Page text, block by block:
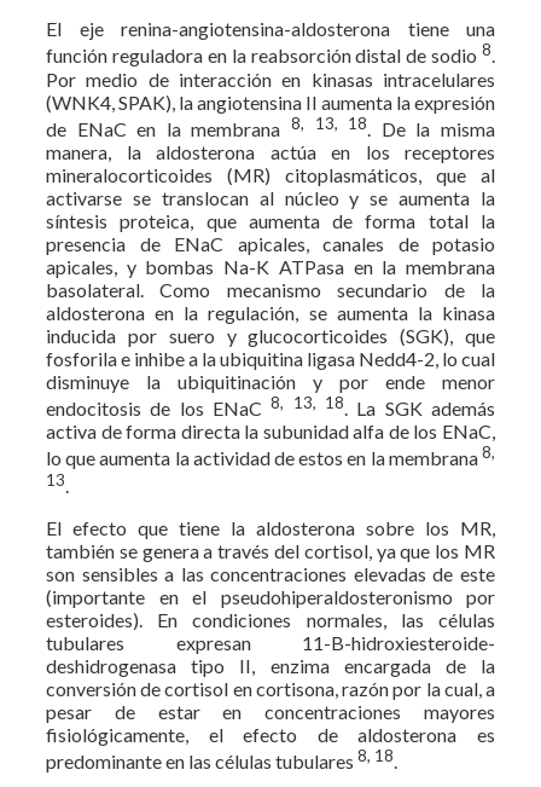
El eje renina-angiotensina-aldosterona tiene una
función reguladora en la reabsorción distal de sodio 8.
Por medio de interacción en kinasas intracelulares
(WNK4, SPAK), la angiotensina II aumenta la expresión
de ENaC en la membrana 8, 13, 18. De la misma
manera, la aldosterona actúa en los receptores
mineralocorticoides (MR) citoplasmáticos, que al
activarse se translocan al núcleo y se aumenta la
síntesis proteica, que aumenta de forma total la
presencia de ENaC apicales, canales de potasio
apicales, y bombas Na-K ATPasa en la membrana
basolateral. Como mecanismo secundario de la
aldosterona en la regulación, se aumenta la kinasa
inducida por suero y glucocorticoides (SGK), que
fosforila e inhibe a la ubiquitina ligasa Nedd4-2, lo cual
disminuye la ubiquitinación y por ende menor
endocitosis de los ENaC8, 13, 18. La SGK además
activa de forma directa la subunidad alfa de los ENaC,
lo que aumenta la actividad de estos en la membrana8,
13.
El efecto que tiene la aldosterona sobre los MR,
también se genera a través del cortisol, ya que los MR
son sensibles a las concentraciones elevadas de este
(importante en el pseudohiperaldosteronismo por
esteroides). En condiciones normales, las células
tubulares expresan 11-B-hidroxiesteroide-
deshidrogenasa tipo II, enzima encargada de la
conversión de cortisol en cortisona, razón por la cual, a
pesar de estar en concentraciones mayores
fisiológicamente, el efecto de aldosterona es
predominante en las células tubulares 8, 18.